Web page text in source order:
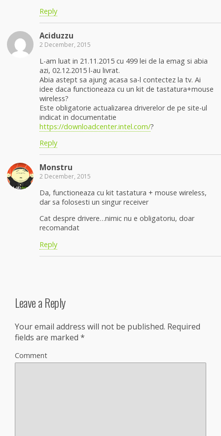
Reply
Aciduzzu
2 December, 2015
L-am luat in 21.11.2015 cu 499 lei de la emag si abia
azi, 02.12.2015 l-au livrat.
Abia astept sa ajung acasa sa-l contectez la tv. Ai
idee daca functioneaza cu un kit de tastatura+mouse
wireless?
Este obligatorie actualizarea driverelor de pe site-ul
indicat in documentatie
https://downloadcenter.intel.com/?
Reply
Monstru
2 December, 2015
Da, functioneaza cu kit tastatura + mouse wireless,
dar sa folosesti un singur receiver
Cat despre drivere…nimic nu e obligatoriu, doar
recomandat
Reply
Leave a Reply
Your email address will not be published. Required
fields are marked *
Comment